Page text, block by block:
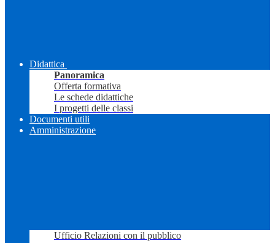
Didattica
Panoramica
Offerta formativa
Le schede didattiche
I progetti delle classi
Documenti utili
Amministrazione
Ufficio Relazioni con il pubblico